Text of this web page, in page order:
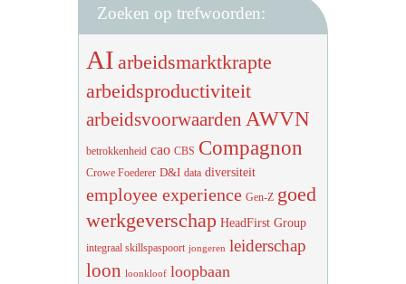
Zoeken op trefwoorden:
AI arbeidsmarktkrapte
arbeidsproductiviteit
arbeidsvoorwaarden AWVN
betrokkenheid cao CBS Compagnon
Crowe Foederer D&I data diversiteit
employee experience Gen-Z goed
werkgeverschap HeadFirst Group
integraal skillspaspoort jongeren leiderschap
loon loonkloof loopbaan